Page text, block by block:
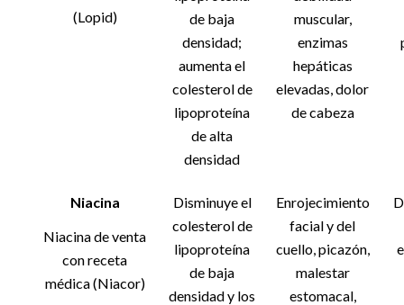
(Lopid)
de baja
densidad;
aumenta el
colesterol de
lipoproteína
de alta
densidad
muscular,
enzimas
hepáticas
elevadas, dolor
de cabeza
Niacina
Niacina de venta
con receta
médica (Niacor)
Disminuye el
colesterol de
lipoproteína
de baja
densidad y los
Enrojecimiento
facial y del
cuello, picazón,
malestar
estomacal,